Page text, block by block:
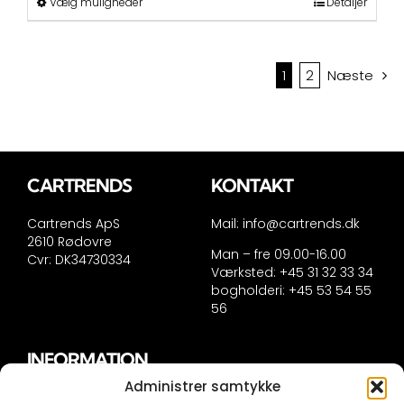
Administrer samtykke
vare
på
1 2 Næste
CARTRENDS
Cartrends ApS
2610 Rødovre
Cvr: DK34730334
KONTAKT
Mail: info@cartrends.dk
Man – fre 09.00-16.00
Værksted: +45 31 32 33 34
bogholderi: +45 53 54 55
56
INFORMATION